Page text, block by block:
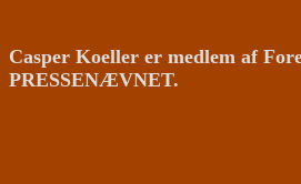
Casper Koeller er medlem af
PRESSENÆVNET.